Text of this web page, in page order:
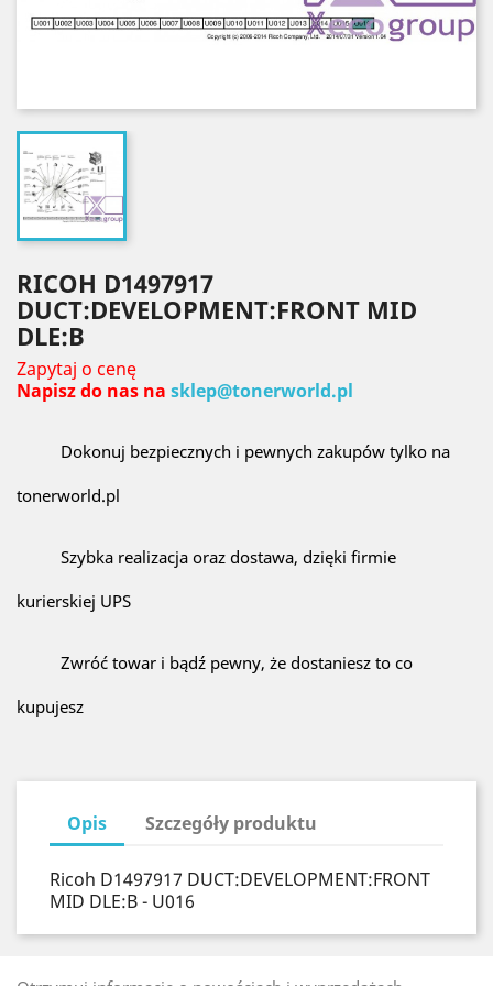
RICOH D1497917
DUCT:DEVELOPMENT:FRONT MID
DLE:B
Zapytaj o cenę
Napisz do nas na sklep@tonerworld.pl
Dokonuj bezpiecznych i pewnych zakupów tylko na
tonerworld.pl
Szybka realizacja oraz dostawa, dzięki firmie
kurierskiej UPS
Zwróć towar i bądź pewny, że dostaniesz to co
kupujesz
Opis Szczegóły produktu
Ricoh D1497917 DUCT:DEVELOPMENT:FRONT
MID DLE:B - U016